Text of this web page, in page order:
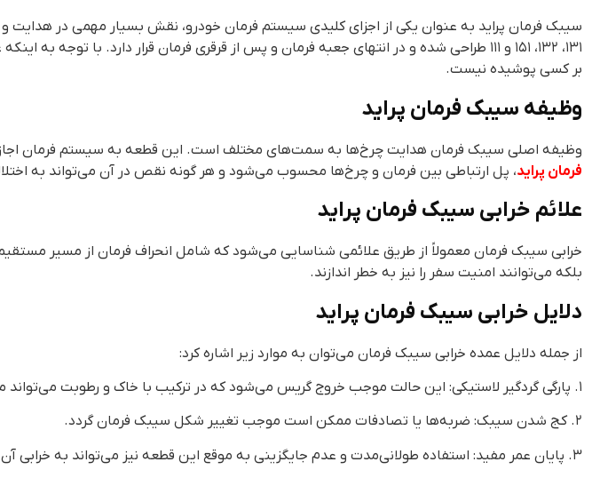
سیبک فرمان پراید به عنوان یکی از اجزای کلیدی سیستم فرمان خودرو، نقش بسیار مهمی در هدایت
۱۳۱، ۱۳۲، ۱۵۱ و ۱۱۱ طراحی شده و در انتهای جعبه فرمان و پس از قرقری فرمان قرار دارد.
بر کسی پوشیده نیست.
وظیفه سیبک فرمان پراید
وظیفه اصلی سیبک فرمان هدایت چرخ‌ها به سمت‌های مختلف است. این قطعه به سیستم فرمان
فرمان پراید، پل ارتباطی بین فرمان و چرخ‌ها محسوب می‌شود و هر گونه نقص در آن می‌تواند به
علائم خرابی سیبک فرمان پراید
خرابی سیبک فرمان معمولاً از طریق علائمی شناسایی می‌شود که شامل انحراف فرمان از مسیر
بلکه می‌توانند امنیت سفر را نیز به خطر اندازند.
دلایل خرابی سیبک فرمان پراید
از جمله دلایل عمده خرابی سیبک فرمان می‌توان به موارد زیر اشاره کرد:
۱. پارگی گردگیر لاستیکی: این حالت موجب خروج گریس می‌شود که در ترکیب با خاک و رطوبت می‌تواند منجر به آسیب به سیبک شود.
۲. کج شدن سیبک: ضربه‌ها یا تصادفات ممکن است موجب تغییر شکل سیبک‌ فرمان گردد.
۳. پایان عمر مفید: استفاده طولانی‌مدت و عدم جایگزینی به موقع این قطعه نیز می‌تواند به خرابی آن منجر شود.